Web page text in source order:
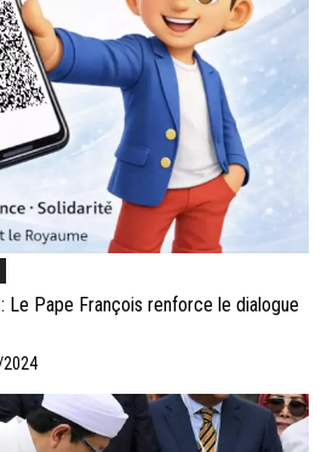
: Le Pape François renforce le dialogue